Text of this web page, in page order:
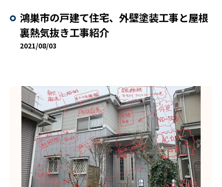
鴻巣市の戸建て住宅、外壁塗装工事と屋根
裏熱気抜き工事紹介
2021/08/03